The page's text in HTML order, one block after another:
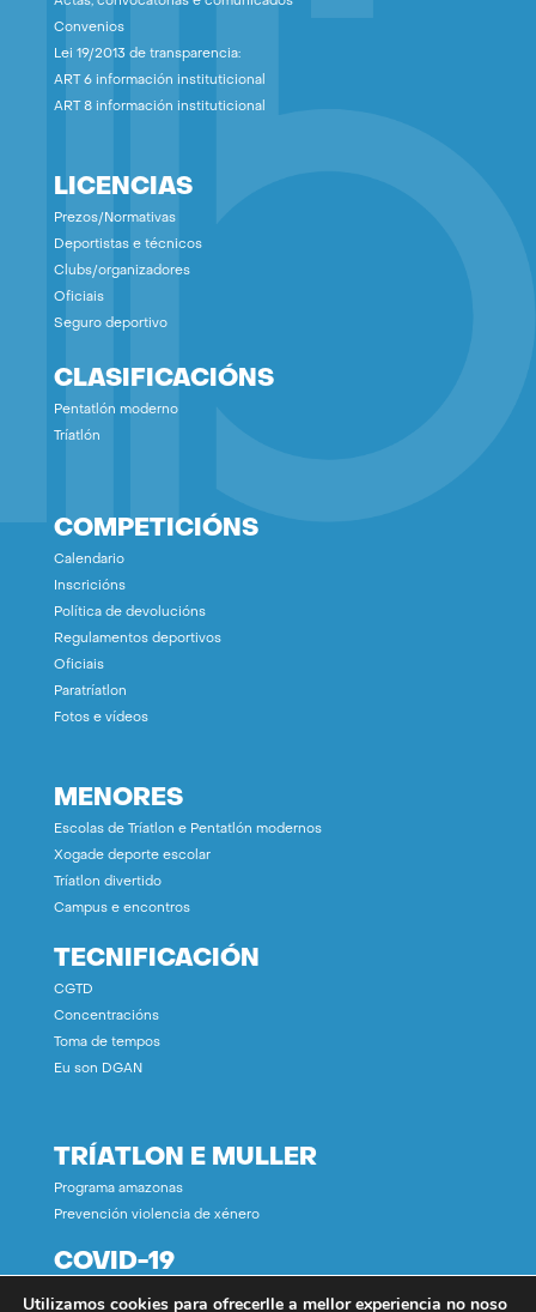
Convenios
Lei 19/2013 de transparencia:
ART 6 información instituticional
ART 8 información instituticional
LICENCIAS
Prezos/Normativas
Deportistas e técnicos
Clubs/organizadores
Oficiais
Seguro deportivo
CLASIFICACIÓNS
Pentatlón moderno
Tríatlón
COMPETICIÓNS
Calendario
Inscricións
Política de devolucións
Regulamentos deportivos
Oficiais
Paratríatlon
Fotos e vídeos
MENORES
Escolas de Tríatlon e Pentatlón modernos
Xogade deporte escolar
Tríatlon divertido
Campus e encontros
TECNIFICACIÓN
CGTD
Concentracións
Toma de tempos
Eu son DGAN
TRÍATLON E MULLER
Programa amazonas
Prevención violencia de xénero
COVID-19
Utilizamos cookies para ofrecerlle a mellor experiencia no noso